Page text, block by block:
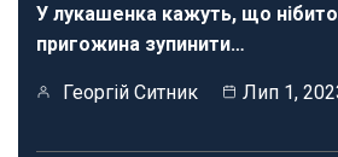
У лукашенка кажуть, що
пригожина зупинити…
Георгій Ситник Лип 1,